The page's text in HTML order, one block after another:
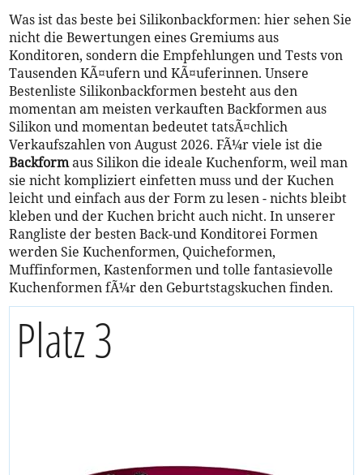
Was ist das beste bei Silikonbackformen: hier sehen Sie
nicht die Bewertungen eines Gremiums aus
Konditoren, sondern die Empfehlungen und Tests von
Tausenden KÃ¤ufern und KÃ¤uferinnen. Unsere
Bestenliste Silikonbackformen besteht aus den
momentan am meisten verkauften Backformen aus
Silikon und momentan bedeutet tatsÃ¤chlich
Verkaufszahlen von August 2026. FÃ¼r viele ist die
Backformaus Silikon die ideale Kuchenform, weil man
sie nicht kompliziert einfetten muss und der Kuchen
leicht und einfach aus der Form zu lesen - nichts bleibt
kleben und der Kuchen bricht auch nicht. In unserer
Rangliste der besten Back-und Konditorei Formen
werden Sie Kuchenformen, Quicheformen,
Muffinformen, Kastenformen und tolle fantasievolle
Kuchenformen fÃ¼r den Geburtstagskuchen finden.
Platz 3